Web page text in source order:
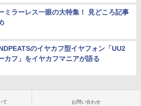
ミラーレス一眼の大特集！ 見どころ記事
のイヤカフ型イヤフォン「UU2
カフ」をイヤカフマニアが語る
て お問い合わせ